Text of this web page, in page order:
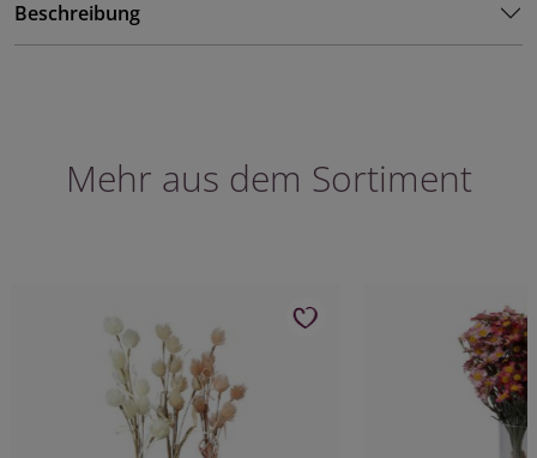
Beschreibung
Mehr aus dem Sortiment